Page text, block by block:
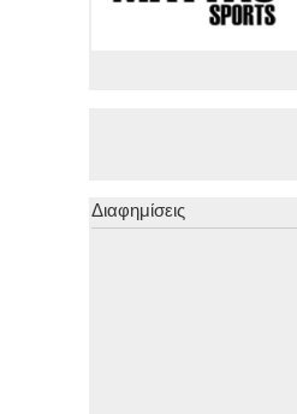
Διαφημίσεις